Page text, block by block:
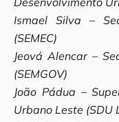
Ismael Silva –
(SEMEC)
Jeová Alencar –
(SEMGOV)
João Pádua –
Urbano Leste (SDU